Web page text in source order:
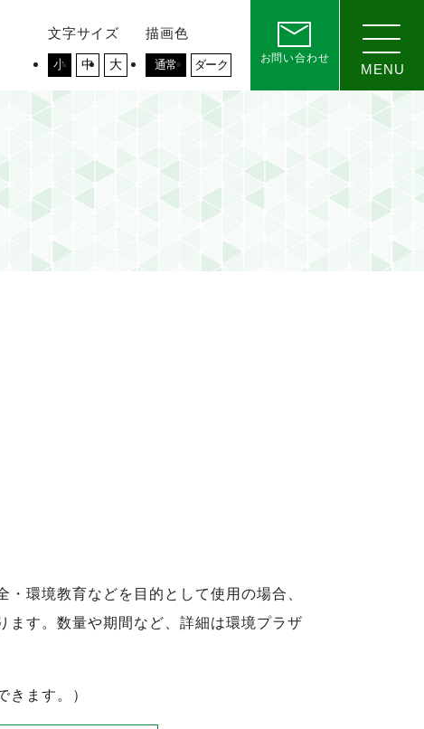
文字サイズ
小 中 大
描画色
通常 ダーク お問い合わせ
環境教育などを目的として使用の場合、
ます。数量や期間など、詳細は環境プラザ
きます。）